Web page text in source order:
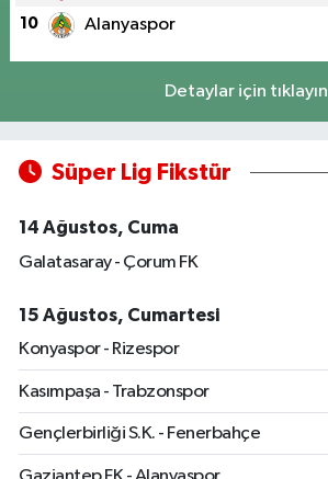
10 Alanyaspor
Detaylar için tıklayın
Süper Lig Fikstür
14 Ağustos, Cuma
Galatasaray - Çorum FK
15 Ağustos, Cumartesi
Konyaspor - Rizespor
Kasımpaşa - Trabzonspor
Gençlerbirliği S.K. - Fenerbahçe